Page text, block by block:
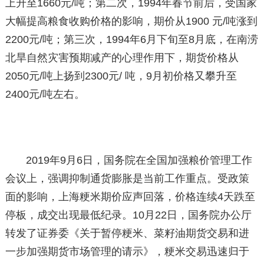
上升至1660元/吨；第二次，1994年春节前后，受国家
大幅提高粮食收购价格的影响，期价从1900 元/吨涨到
2200元/吨；第三次，1994年6月下旬至8月底，在南涝
北旱自然灾害预期减产的心理作用下，期货价格从
2050元/吨上扬到2300元/ 吨，9月初价格又攀升至
2400元/吨左右。
2019年9月6日，国务院在全国加强粮价管理工作
会议上，强调抑制通货膨胀是当前工作重点。受政策
面的影响，上海粳米期价应声回落，价格连续4天跌至
停板，成交出现最低纪录。10月22日，国务院办公厅
转发了证券委《关于暂停粳米、菜籽油期货交易和进
一步加强期货市场管理的请示》，粳米交易迅速归于